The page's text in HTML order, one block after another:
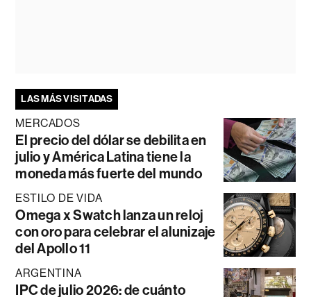
LAS MÁS VISITADAS
MERCADOS
El precio del dólar se debilita en
julio y América Latina tiene la
moneda más fuerte del mundo
ESTILO DE VIDA
Omega x Swatch lanza un reloj
con oro para celebrar el alunizaje
del Apollo 11
ARGENTINA
IPC de julio 2026: de cuánto